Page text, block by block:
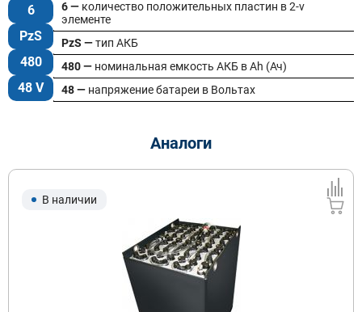
6
PzS
480
48 V
48 — напряжение батареи в Вольтах
6 — количество положительных пластин в 2-v
элементе
480 — номинальная емкость АКБ в Ah (Ач)
PzS —тип АКБ
Аналоги
В наличии